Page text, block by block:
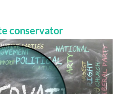
conservator